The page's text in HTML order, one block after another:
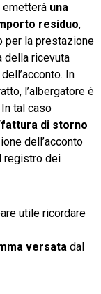
emetterà una
residuo,
per la prestazione
della ricevuta
In
l’albergatore è
In tal caso
di storno
dell’acconto
registro dei
utile ricordare
versata dal